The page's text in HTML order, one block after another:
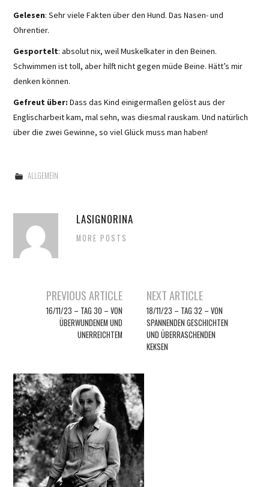
Gelesen: Sehr viele Fakten über den Hund. Das Nasen- und
Ohrentier.
Gesportelt: absolut nix, weil Muskelkater in den Beinen.
Schwimmen ist toll, aber hilft nicht gegen müde Beine. Hätt’s mir
denken können.
Gefreut über: Dass das Kind einigermaßen gelöst aus der
Englischarbeit kam, mal sehn, was diesmal rauskam. Und natürlich
über die zwei Gewinne, so viel Glück muss man haben!
ALLGEMEIN
LASIGNORINA
MORE POSTS
Artikel-
Navigation
PREVIOUS ARTICLE
16/11/23 – TAG 30 – VON
ÜBERWUNDENEM UND
UNERREICHTEM
NEXT ARTICLE
18/11/23 – TAG 32 – VON
SPANNENDEN GESCHICHTEN
UND ÜBERRASCHENDEN
KEKSEN